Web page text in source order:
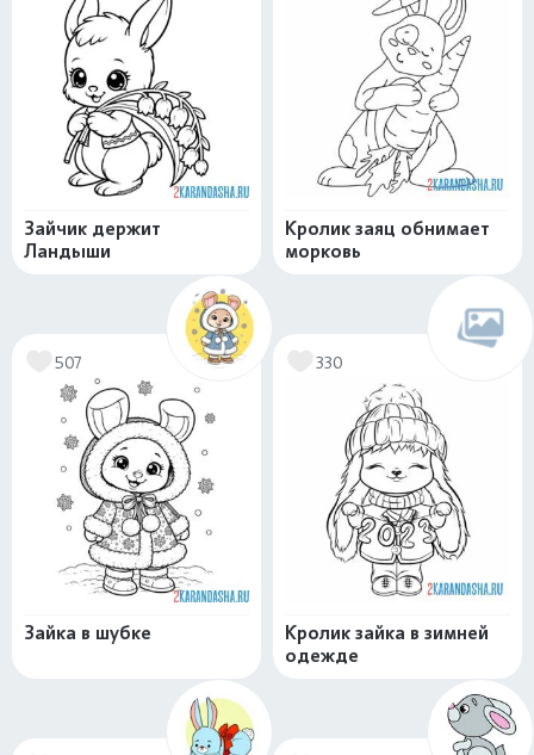
Зайчик держит
Ландыши
Кролик заяц обнимает
морковь
507
Зайка в шубке
330
Кролик зайка в зимней
одежде